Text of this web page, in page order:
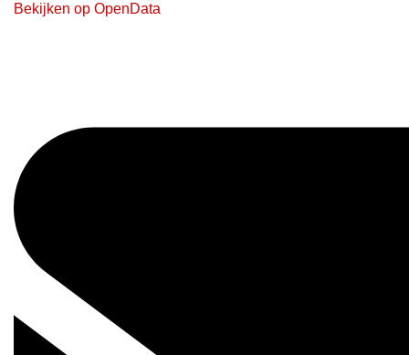
Bekijken op OpenData